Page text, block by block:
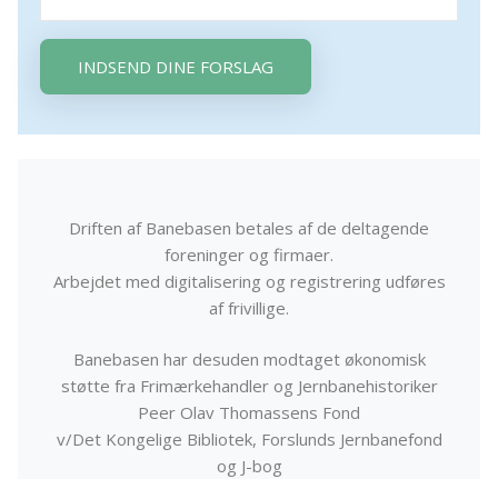
INDSEND DINE FORSLAG
Driften af Banebasen betales af de deltagende
foreninger og firmaer.
Arbejdet med digitalisering og registrering udføres
af frivillige.
Banebasen har desuden modtaget økonomisk
støtte fra Frimærkehandler og Jernbanehistoriker
Peer Olav Thomassens Fond
v/Det Kongelige Bibliotek, Forslunds Jernbanefond
og J-bog